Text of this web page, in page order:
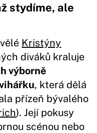
stydíme, ale
Kristýny
diváků kraluje
výborně
, která dělá
přízeň bývalého
). Její pokusy
scénou nebo